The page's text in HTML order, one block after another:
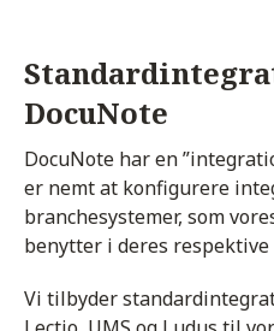
DocuNote
DocuNote har en
er nemt at konfigurere
branchesystemer, som
benytter i deres respektive
Vi tilbyder